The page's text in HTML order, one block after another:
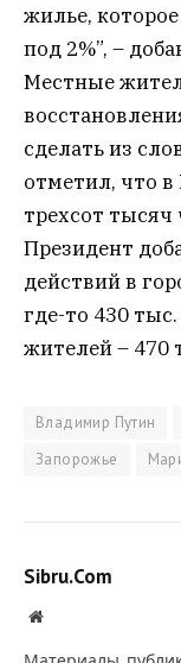
жилье,
под 2%”, –
Местные
сделать из
отметил, что в
трехсот тысяч
Президент
действий в
где-то 430
жителей – 470
Владимир Путин
Запорожье
Sibru.Com
Website